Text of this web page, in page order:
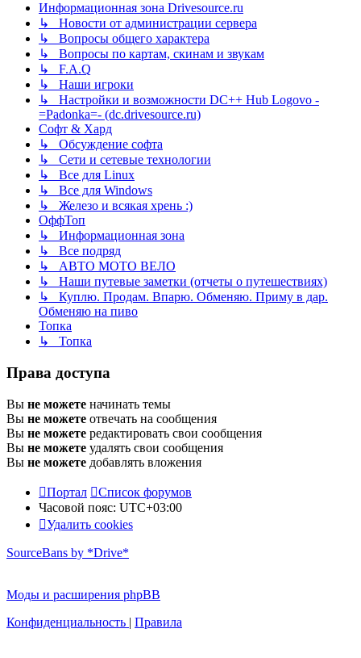
Информационная зона Drivesource.ru
↳ Новости от администрации сервера
↳ Вопросы общего характера
↳ Вопросы по картам, скинам и звукам
↳ F.A.Q
↳ Наши игроки
↳ Настройки и возможности DC++ Hub Logovo -
=Padonka=- (dc.drivesource.ru)
Софт & Хард
↳ Обсуждение софта
↳ Сети и сетевые технологии
↳ Все для Linux
↳ Все для Windows
↳ Железо и всякая хрень :)
ОффТоп
↳ Информационная зона
↳ Все подряд
↳ АВТО МОТО ВЕЛО
↳ Наши путевые заметки (отчеты о путешествиях)
↳ Куплю. Продам. Впарю. Обменяю. Приму в дар.
Обменяю на пиво
Топка
↳ Топка
Права доступа
Вы не можете начинать темы
Вы не можете отвечать на сообщения
Вы не можете редактировать свои сообщения
Вы не можете удалять свои сообщения
Вы не можете добавлять вложения
Портал
Список форумов
Часовой пояс: UTC+03:00
Удалить cookies
SourceBans by *Drive*
Моды и расширения phpBB
Конфиденциальность | Правила